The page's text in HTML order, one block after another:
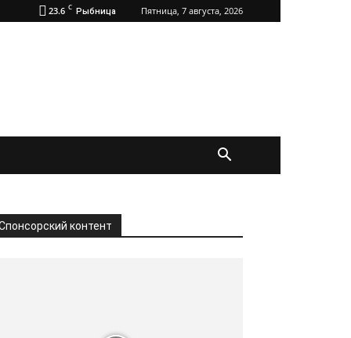
23.6 C Рыбница Пятница, 7 августа, 2026
контент